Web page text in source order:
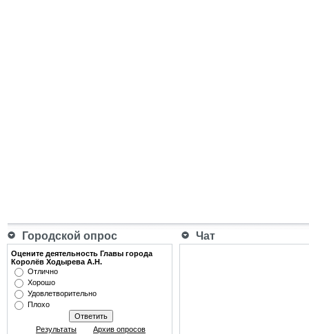
Городской опрос Чат
Оцените деятельность Главы города
Королёв Ходырева А.Н.
Отлично
Хорошо
Удовлетворительно
Плохо
Результаты Архив опросов